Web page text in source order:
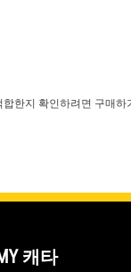
한지 확인하려면 구매
캐타